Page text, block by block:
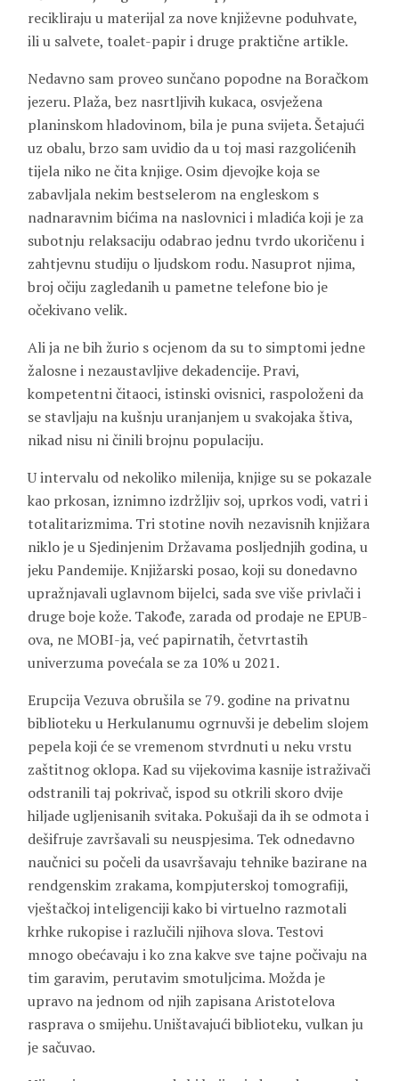
recikliraju u materijal za nove književne poduhvate,
ili u salvete, toalet-papir i druge praktične artikle.
Nedavno sam proveo sunčano popodne na Boračkom
jezeru. Plaža, bez nasrtljivih kukaca, osvježena
planinskom hladovinom, bila je puna svijeta. Šetajući
uz obalu, brzo sam uvidio da u toj masi razgolićenih
tijela niko ne čita knjige. Osim djevojke koja se
zabavljala nekim bestselerom na engleskom s
nadnaravnim bićima na naslovnici i mladića koji je za
subotnju relaksaciju odabrao jednu tvrdo ukoričenu i
zahtjevnu studiju o ljudskom rodu. Nasuprot njima,
broj očiju zagledanih u pametne telefone bio je
očekivano velik.
Ali ja ne bih žurio s ocjenom da su to simptomi jedne
žalosne i nezaustavljive dekadencije. Pravi,
kompetentni čitaoci, istinski ovisnici, raspoloženi da
se stavljaju na kušnju uranjanjem u svakojaka štiva,
nikad nisu ni činili brojnu populaciju.
U intervalu od nekoliko milenija, knjige su se pokazale
kao prkosan, iznimno izdržljiv soj, uprkos vodi, vatri i
totalitarizmima. Tri stotine novih nezavisnih knjižara
niklo je u Sjedinjenim Državama posljednjih godina, u
jeku Pandemije. Knjižarski posao, koji su donedavno
upražnjavali uglavnom bijelci, sada sve više privlači i
druge boje kože. Takođe, zarada od prodaje ne EPUB-
ova, ne MOBI-ja, već papirnatih, četvrtastih
univerzuma povećala se za 10% u 2021.
Erupcija Vezuva obrušila se 79. godine na privatnu
biblioteku u Herkulanumu ogrnuvši je debelim slojem
pepela koji će se vremenom stvrdnuti u neku vrstu
zaštitnog oklopa. Kad su vijekovima kasnije istraživači
odstranili taj pokrivač, ispod su otkrili skoro dvije
hiljade ugljenisanih svitaka. Pokušaji da ih se odmota i
dešifruje završavali su neuspjesima. Tek odnedavno
naučnici su počeli da usavršavaju tehnike bazirane na
rendgenskim zrakama, kompjuterskoj tomografiji,
vještačkoj inteligenciji kako bi virtuelno razmotali
krhke rukopise i razlučili njihova slova. Testovi
mnogo obećavaju i ko zna kakve sve tajne počivaju na
tim garavim, perutavim smotuljcima. Možda je
upravo na jednom od njih zapisana Aristotelova
rasprava o smijehu. Uništavajući biblioteku, vulkan ju
je sačuvao.